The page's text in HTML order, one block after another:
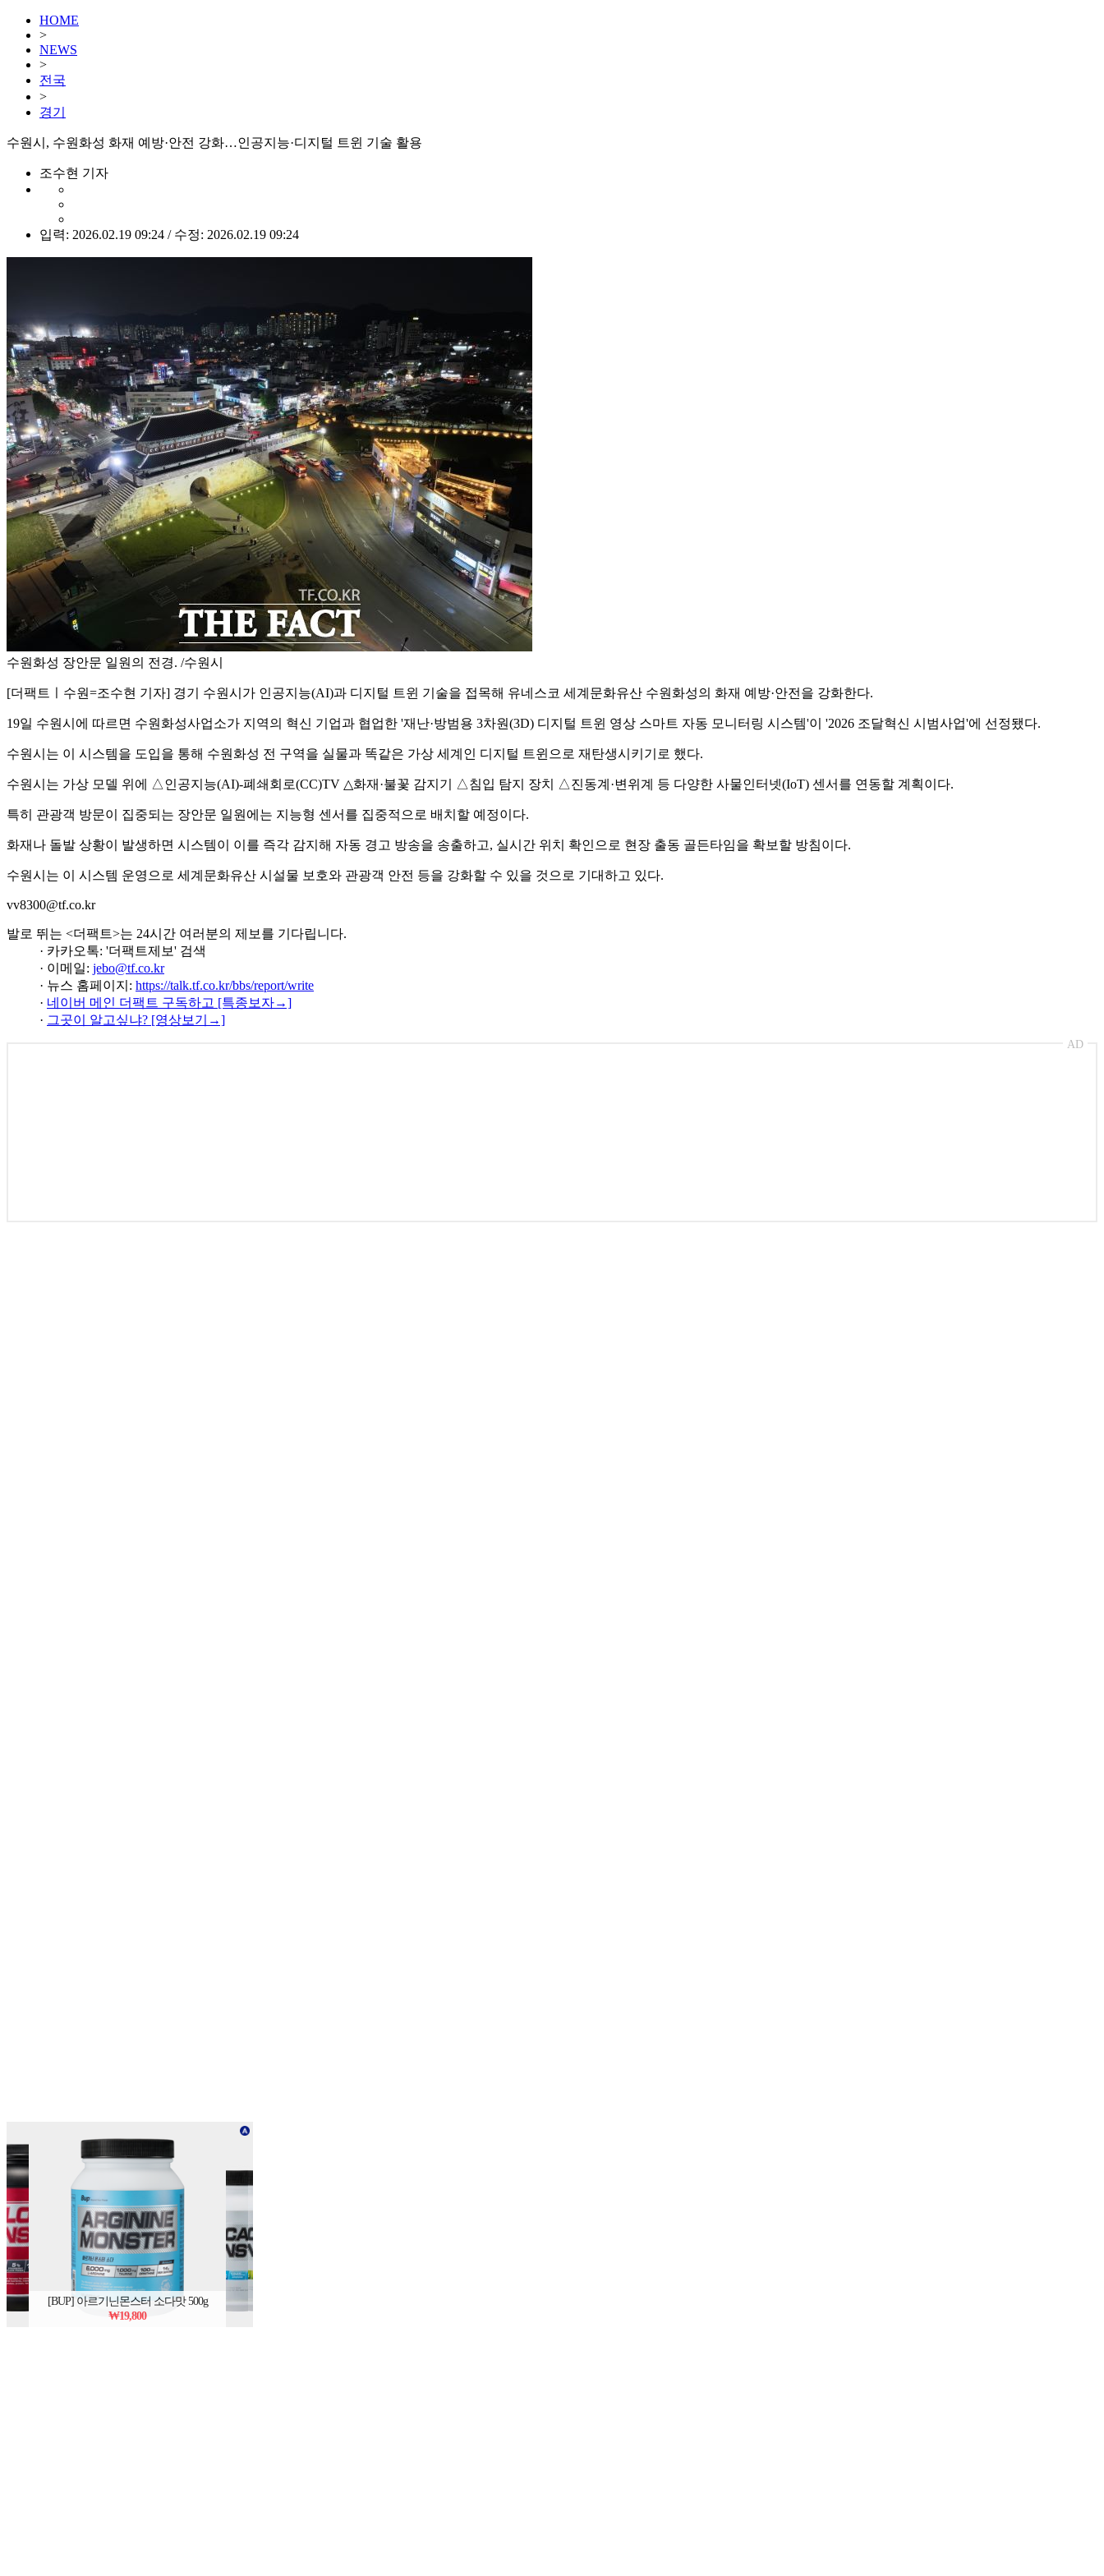
HOME
>
NEWS
>
전국
>
경기
수원시, 수원화성 화재 예방·안전 강화…인공지능·디지털 트윈 기술 활용
조수현 기자
입력: 2026.02.19 09:24 / 수정: 2026.02.19 09:24
수원화성 장안문 일원의 전경. /수원시
[더팩트ㅣ수원=조수현 기자] 경기 수원시가 인공지능(AI)과 디지털 트윈 기술을 접목해 유네스코 세계문화유산 수원화성의 화재 예방·안전을 강화한다.
19일 수원시에 따르면 수원화성사업소가 지역의 혁신 기업과 협업한 '재난·방범용 3차원(3D) 디지털 트윈 영상 스마트 자동 모니터링 시스템'이 '2026 조달혁신 시범사업'에 선정됐다.
수원시는 이 시스템을 도입을 통해 수원화성 전 구역을 실물과 똑같은 가상 세계인 디지털 트윈으로 재탄생시키기로 했다.
수원시는 가상 모델 위에 △인공지능(AI)-폐쇄회로(CC)TV △화재·불꽃 감지기 △침입 탐지 장치 △진동계·변위계 등 다양한 사물인터넷(IoT) 센서를 연동할 계획이다.
특히 관광객 방문이 집중되는 장안문 일원에는 지능형 센서를 집중적으로 배치할 예정이다.
화재나 돌발 상황이 발생하면 시스템이 이를 즉각 감지해 자동 경고 방송을 송출하고, 실시간 위치 확인으로 현장 출동 골든타임을 확보할 방침이다.
수원시는 이 시스템 운영으로 세계문화유산 시설물 보호와 관광객 안전 등을 강화할 수 있을 것으로 기대하고 있다.
vv8300@tf.co.kr
발로 뛰는 <더팩트>는 24시간 여러분의 제보를 기다립니다.
· 카카오톡: '더팩트제보' 검색
· 이메일: jebo@tf.co.kr
· 뉴스 홈페이지: https://talk.tf.co.kr/bbs/report/write
· 네이버 메인 더팩트 구독하고 [특종보자→]
· 그곳이 알고싶냐? [영상보기→]
AD